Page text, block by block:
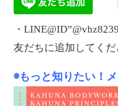
・
友だちに追加してくだ
◉もっと知りたい！